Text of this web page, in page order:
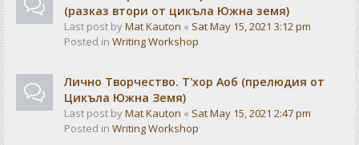
(разказ втори от цикъла Южна земя)
Last post byMat Kauton « Sat May 15, 2021 3:12 pm
Posted in Writing Workshop
Лично Творчество. Т'хор Аоб (прелюдия от
Цикъла Южна Земя)
Last post byMat Kauton « Sat May 15, 2021 2:47 pm
Posted in Writing Workshop